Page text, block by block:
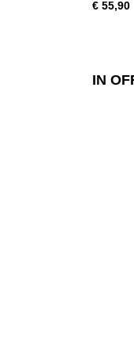
€ 55,90
IN